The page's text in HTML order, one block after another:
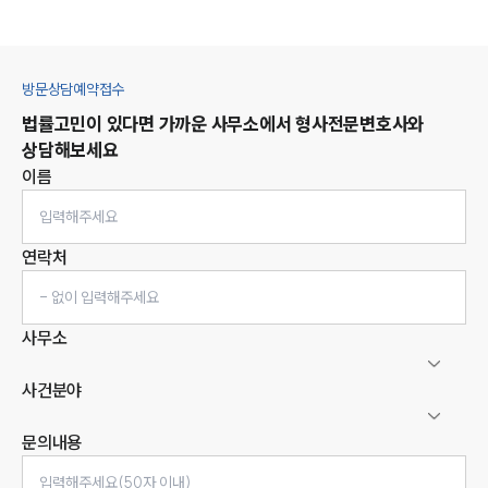
방문상담예약접수
법률고민이 있다면 가까운 사무소에서형사전문변호사와
상담해보세요
이름
연락처
사무소
사건분야
문의내용